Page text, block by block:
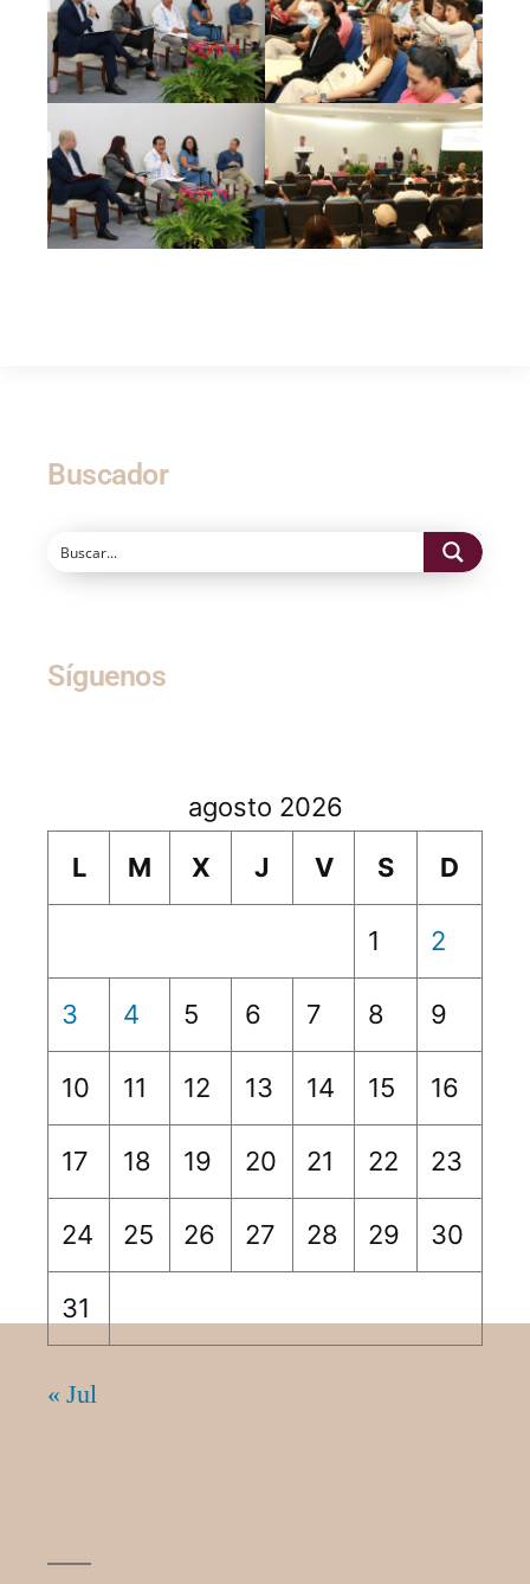
Buscador
Síguenos
agosto 2026
L
M X J V S D
1 2
3 4 5 6 7 8 9
10 11 12 13 14 15 16
17 18 19 20 21 22 23
24 25 26 27 28 29 30
31
« Jul